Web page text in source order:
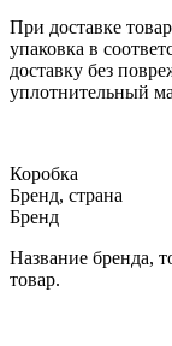
При доставке
упаковка в
доставку без
уплотнительный
Коробка
Бренд, страна
Бренд
Название бренда,
товар.